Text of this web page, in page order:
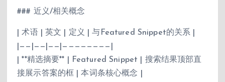
### 近义/相关概念
| 术语 | 英文 | 定义 | 与Featured Snippet的关系 |
|——|——|——|————————|
| **精选摘要** | Featured Snippet | 搜索结果顶部直
接展示答案的框 | 本词条核心概念 |